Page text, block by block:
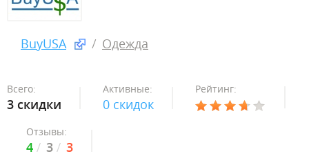
BuyUSA Одежда
Всего:
3 скидки
Активные:
0 скидок
Рейтинг:
Отзывы:
4 3 3